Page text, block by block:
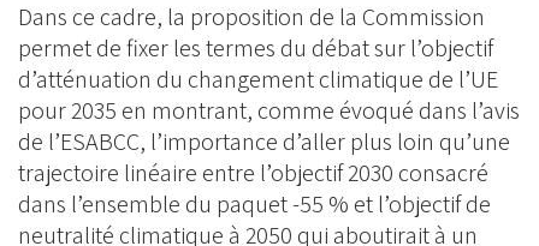
Dans ce cadre, la proposition de la Commission
permet de fixer les termes du débat sur l’objectif
d’atténuation du changement climatique de l’UE
pour 2035 en montrant, comme évoqué dans l’avis
de l’ESABCC, l’importance d’aller plus loin qu’une
trajectoire linéaire entre l’objectif 2030 consacré
dans l’ensemble du paquet -55 % et l’objectif de
neutralité climatique à 2050 qui aboutirait à un